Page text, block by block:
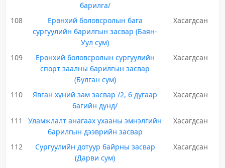
барилга/
108
Ерөнхий боловсролын бага
сургуулийн барилгын засвар (Баян-
Уул сум)
Хасагдсан
109
Ерөнхий боловсролын сургуулийн
спорт заалны барилгын засвар
(Булган сум)
Хасагдсан
110
Явган хүний зам засвар /2, 6 дугаар
багийн дунд/
Хасагдсан
111
Уламжлалт анагаах ухааны эмнэлгийн
барилгын дээврийн засвар
Хасагдсан
112
Сургуулийн дотуур байрны засвар
(Дарви сум)
Хасагдсан